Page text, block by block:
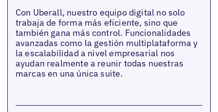
Con Uberall, nuestro equipo digital no solo
trabaja de forma más eficiente, sino que
también gana más control. Funcionalidades
avanzadas como la gestión multiplataforma y
la escalabilidad a nivel empresarial nos
ayudan realmente a reunir todas nuestras
marcas en una única suite.